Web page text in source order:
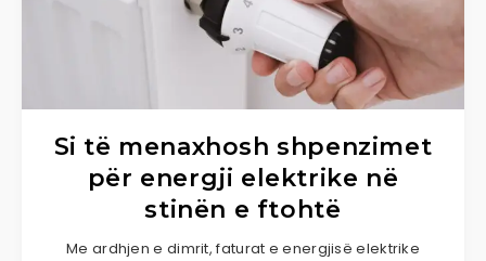
Si të menaxhosh shpenzimet
për energji elektrike në
stinën e ftohtë
Me ardhjen e dimrit, faturat e energjisë elektrike